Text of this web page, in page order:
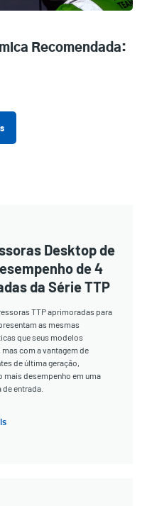
Recomendada:
Desktop de
de 4
da Série TTP
TTP aprimoradas para
as mesmas
que seus modelos
com a vantagem de
de última geração,
mais desempenho em uma
entrada.